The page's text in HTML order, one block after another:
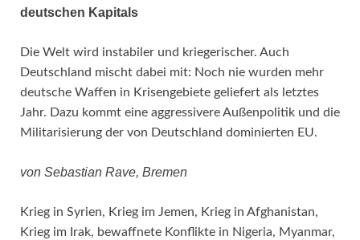
deutschen Kapitals
Die Welt wird instabiler und kriegerischer. Auch
Deutschland mischt dabei mit: Noch nie wurden mehr
deutsche Waffen in Krisengebiete geliefert als letztes
Jahr. Dazu kommt eine aggressivere Außenpolitik und die
Militarisierung der von Deutschland dominierten EU.
von Sebastian Rave, Bremen
Krieg in Syrien, Krieg im Jemen, Krieg in Afghanistan,
Krieg im Irak, bewaffnete Konflikte in Nigeria, Myanmar,